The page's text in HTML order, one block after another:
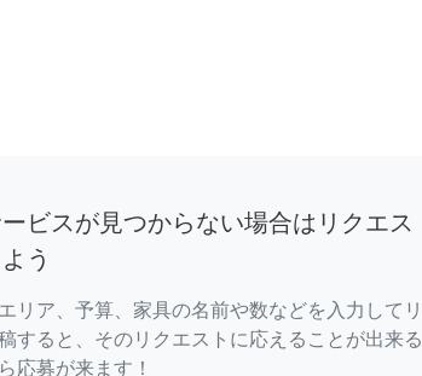
ビスが見つからない場合はリクエス
う
リア、予算、家具の名前や数などを入力してリ
すると、そのリクエストに応えることが出来る
応募が来ます！